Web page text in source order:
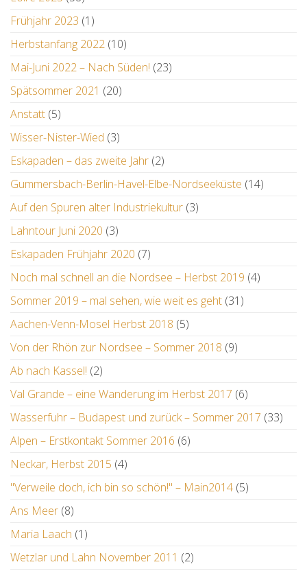
Frühjahr 2023 (1)
Herbstanfang 2022 (10)
Mai-Juni 2022 – Nach Süden! (23)
Spätsommer 2021 (20)
Anstatt (5)
Wisser-Nister-Wied (3)
Eskapaden – das zweite Jahr (2)
Gummersbach-Berlin-Havel-Elbe-Nordseeküste (14)
Auf den Spuren alter Industriekultur (3)
Lahntour Juni 2020 (3)
Eskapaden Frühjahr 2020 (7)
Noch mal schnell an die Nordsee – Herbst 2019 (4)
Sommer 2019 – mal sehen, wie weit es geht (31)
Aachen-Venn-Mosel Herbst 2018 (5)
Von der Rhön zur Nordsee – Sommer 2018 (9)
Ab nach Kassel! (2)
Val Grande – eine Wanderung im Herbst 2017 (6)
Wasserfuhr – Budapest und zurück – Sommer 2017 (33)
Alpen – Erstkontakt Sommer 2016 (6)
Neckar, Herbst 2015 (4)
"Verweile doch, ich bin so schön!" – Main2014 (5)
Ans Meer (8)
Maria Laach (1)
Wetzlar und Lahn November 2011 (2)